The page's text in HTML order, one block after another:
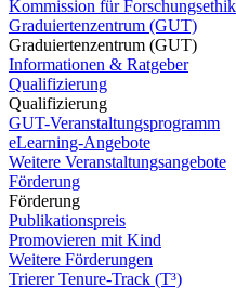
Kommission für
Graduiertenzentrum (GUT)
Graduiertenzentrum (GUT)
Informationen & Ratgeber
Qualifizierung
Qualifizierung
GUT-Veranstaltungsprogramm
eLearning-Angebote
Weitere Veranstaltungsangebote
Förderung
Förderung
Publikationspreis
Promovieren mit Kind
Weitere Förderungen
Trierer Tenure-Track (T³)